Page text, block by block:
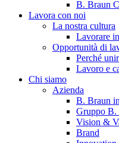
B. Braun in Italia
Scopri chi siamo ed
sedi, 4 aziende, più di
Eccellenza a livello
B. Braun
Lavora con noi
La nostra cultura
Lavorare
Opportunità di
Perché
Lavoro e
Chi siamo
Azienda
B. Braun
Gruppo B.
Vision &
Brand